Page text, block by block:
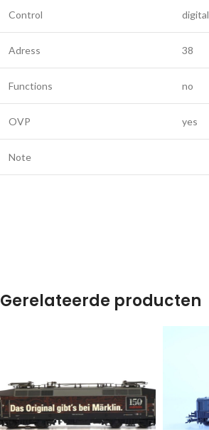
Control digital
Adress 38
Functions no
OVP yes
Note
Gerelateerde producten